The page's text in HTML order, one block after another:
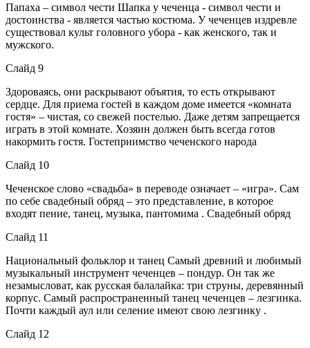
Папаха – символ чести Шапка у чеченца - символ чести и
достоинства - является частью костюма. У чеченцев издревле
существовал культ головного убора - как женского, так и
мужского.
Слайд 9
Здороваясь, они раскрывают объятия, то есть открывают
сердце. Для приема гостей в каждом доме имеется «комната
гостя» – чистая, со свежей постелью. Даже детям запрещается
играть в этой комнате. Хозяин должен быть всегда готов
накормить гостя. Гостеприимство чеченского народа
Слайд 10
Чеченское слово «свадьба» в переводе означает – «игра». Сам
по себе свадебный обряд – это представление, в которое
входят пение, танец, музыка, пантомима . Свадебный обряд
Слайд 11
Национальный фольклор и танец Самый древний и любимый
музыкальный инструмент чеченцев – пондур. Он так же
незамысловат, как русская балалайка: три струны, деревянный
корпус. Самый распространенный танец чеченцев – лезгинка.
Почти каждый аул или селение имеют свою лезгинку .
Слайд 12